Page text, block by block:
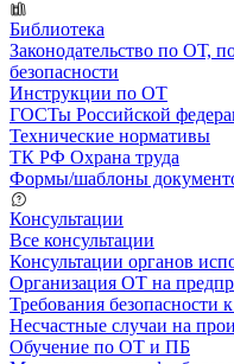
Библиотека
Законодательство по ОТ,
безопасности
Инструкции по ОТ
ГОСТы Российской
Технические нормативы
ТК РФ Охрана труда
Формы/шаблоны
Консультации
Все консультации
Консультации органов
Организация ОТ на
Требования безопасности
Несчастные случаи на
Обучение по ОТ и ПБ